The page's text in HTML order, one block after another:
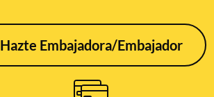
Hazte Embajadora/Embajador